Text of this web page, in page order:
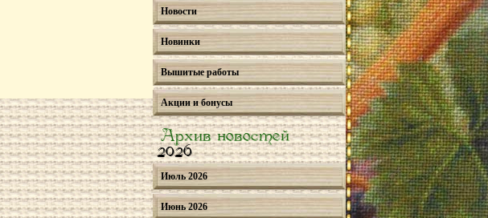
Новости
Новинки
Вышитые работы
Акции и бонусы
Архив новостей
2026
Июль 2026
Июнь 2026